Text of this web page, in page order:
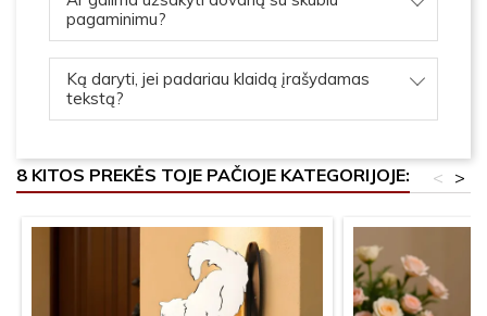
pagaminimu?
Ką daryti, jei padariau klaidą įrašydamas
tekstą?
8 KITOS PREKĖS TOJE PAČIOJE KATEGORIJOJE: >
<